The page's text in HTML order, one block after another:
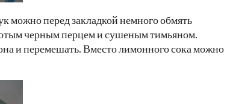
можно перед закладкой немного обмять
черным перцем и сушеным тимьяном.
и перемешать. Вместо лимонного сока можно